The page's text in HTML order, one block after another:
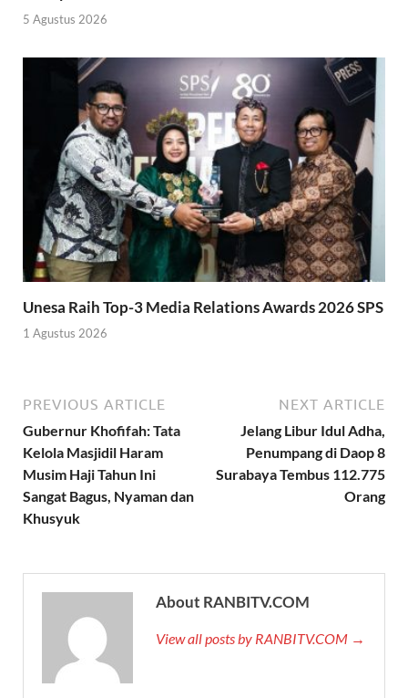
5 Agustus 2026
Unesa Raih Top-3 Media Relations Awards 2026 SPS
1 Agustus 2026
PREVIOUS ARTICLE
Gubernur Khofifah: Tata
Kelola Masjidil Haram
Musim Haji Tahun Ini
Sangat Bagus, Nyaman dan
Khusyuk
NEXT ARTICLE
Jelang Libur Idul Adha,
Penumpang di Daop 8
Surabaya Tembus 112.775
Orang
About RANBITV.COM
View all posts by RANBITV.COM →